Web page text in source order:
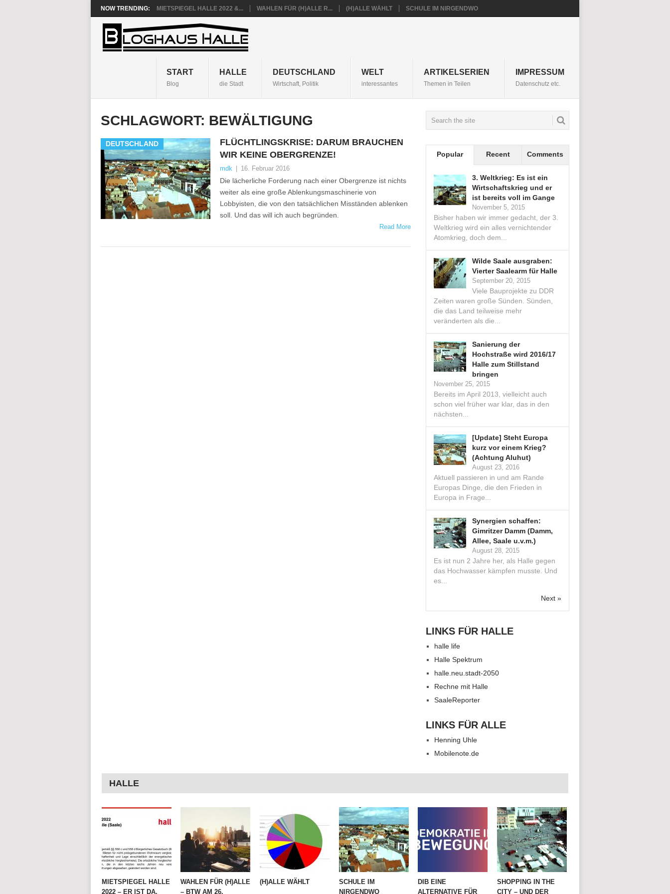
NOW TRENDING: MIETSPIEGEL HALLE 2022 &... WAHLEN FÜR (H)ALLE R... (H)ALLE WÄHLT SCHULE IM NIRGENDWO
START
Blog
HALLE
die Stadt
DEUTSCHLAND
Wirtschaft, Politik
WELT
interessantes
ARTIKELSERIEN
Themen in Teilen
IMPRESSUM
Datenschutz etc.
SCHLAGWORT: BEWÄLTIGUNG
DEUTSCHLAND
FLÜCHTLINGSKRISE: DARUM BRAUCHEN
WIR KEINE OBERGRENZE!
mdk 16. Februar 2016
Die lächerliche Forderung nach einer Obergrenze ist nichts
weiter als eine große Ablenkungsmaschinerie von
Lobbyisten, die von den tatsächlichen Misständen ablenken
soll. Und das will ich auch begründen.
Read More
Popular Recent Comments
3. Weltkrieg: Es ist ein
Wirtschaftskrieg und er
ist bereits voll im Gange
November 5, 2015
Bisher haben wir immer gedacht, der 3.
Weltkrieg wird ein alles vernichtender
Atomkrieg, doch dem...
Wilde Saale ausgraben:
Vierter Saalearm für Halle
September 20, 2015
Viele Bauprojekte zu DDR
Zeiten waren große Sünden. Sünden,
die das Land teilweise mehr
veränderten als die...
Sanierung der
Hochstraße wird 2016/17
Halle zum Stillstand
bringen
November 25, 2015
Bereits im April 2013, vielleicht auch
schon viel früher war klar, das in den
nächsten...
[Update] Steht Europa
kurz vor einem Krieg?
(Achtung Aluhut)
August 23, 2016
Aktuell passieren in und am Rande
Europas Dinge, die den Frieden in
Europa in Frage...
Synergien schaffen:
Gimritzer Damm (Damm,
Allee, Saale u.v.m.)
August 28, 2015
Es ist nun 2 Jahre her, als Halle gegen
das Hochwasser kämpfen musste. Und
es...
Next »
LINKS FÜR HALLE
halle life
Halle Spektrum
halle.neu.stadt-2050
Rechne mit Halle
SaaleReporter
LINKS FÜR ALLE
Henning Uhle
Mobilenote.de
HALLE
MIETSPIEGEL HALLE
2022 – ER IST DA,
WAHLEN FÜR (H)ALLE
– BTW AM 26.
(H)ALLE WÄHLT
SCHULE IM
NIRGENDWO
DIB EINE
ALTERNATIVE FÜR
SHOPPING IN THE
CITY – UND DER